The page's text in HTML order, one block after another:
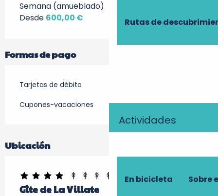
Rutas de
Actividades
En bicicleta Sobre
Semana (amueblado)
Desde 600,00 €
Formas de pago
Tarjetas de débito
Cupones-vacaciones
Ubicación
Gîte de La Villate